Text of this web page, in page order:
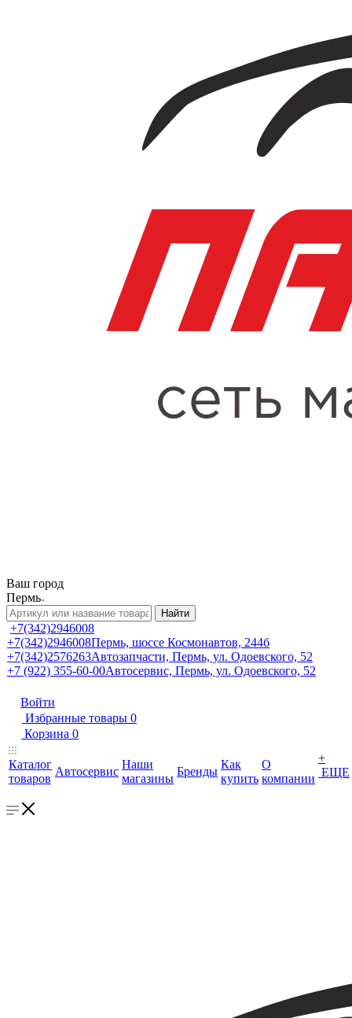
Ваш город
Пермь
Найти
+7(342)2946008
+7(342)2946008Пермь, шоссе Космонавтов, 244б
+7(342)2576263Автозапчасти, Пермь, ул. Одоевского, 52
+7 (922) 355-60-00Автосервис, Пермь, ул. Одоевского, 52
Войти
Избранные товары 0
Корзина 0
Каталог
товаров
Автосервис
Наши
магазины
Бренды
Как
купить
О
компании
+
ЕЩЕ